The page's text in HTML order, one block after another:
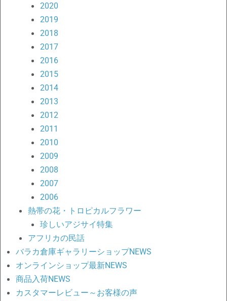
2020
2019
2018
2017
2016
2015
2014
2013
2012
2011
2010
2009
2008
2007
2006
熱帯の花・トロピカルフラワー
珍しいアジサイ特集
アフリカの民話
バラカ倉庫ギャラリーショップNEWS
オンラインショップ最新NEWS
商品入荷NEWS
カスタマーレビュー～お客様の声